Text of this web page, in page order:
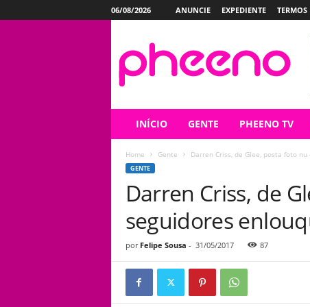
06/08/2026 ANUNCIE EXPEDIENTE TERMOS
INÍCIO GENTE PHEENO TV
Home Gente Darren Criss, de Glee, posta foto
GENTE
Darren Criss, de
seguidores
por Felipe Sousa - 31/05/2017 87